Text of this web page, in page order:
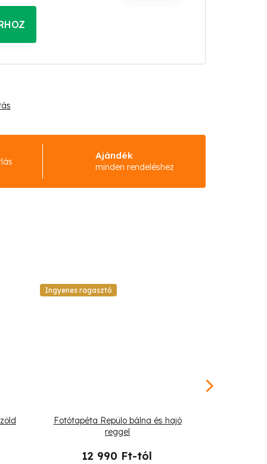
Ajándék
minden rendeléshez
Ingyenes ragasztó
Fotótapéta Repülo bálna és hajó
reggel
12 990 Ft-tól